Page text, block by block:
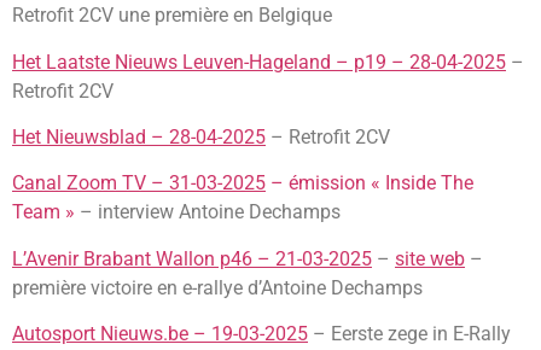
Retrofit 2CV une première en Belgique
Het Laatste Nieuws Leuven-Hageland – p19 – 28-04-2025 –
Retrofit 2CV
Het Nieuwsblad – 28-04-2025 – Retrofit 2CV
Canal Zoom TV – 31-03-2025 – émission « Inside The
Team » – interview Antoine Dechamps
L’Avenir Brabant Wallon p46 – 21-03-2025 – site web –
première victoire en e-rallye d’Antoine Dechamps
Autosport Nieuws.be – 19-03-2025 – Eerste zege in E-Rally